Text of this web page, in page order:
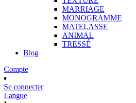
MARRIAGE
MONOGRAMME
MATELASSE
ANIMAL
TRESSÉ
Blog
Compte
Se connecter
Langue